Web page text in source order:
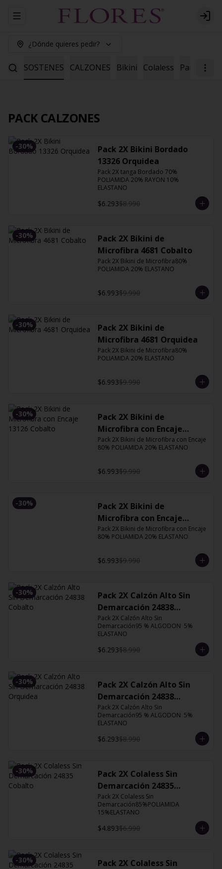
Abrir menu de navegación Login
¿Dónde quieres pedir?
SOSTENES CALZONES Bikini Colaless Pantaleta
PACK CALZONES
-30%
Pack 2X Bikini Bordado
13326 Orquidea
Pack 2X tanga Bordado 70%
POLIAMIDA 20% RAYON 10%
ELASTANO
$6.293$8.990
-30%
Pack 2X Bikini de
Microfibra 4681 Cobalto
Pack 2X Bikini de Microfibra80%
POLIAMIDA 20% ELASTANO
$6.993$9.990
-30%
Pack 2X Bikini de
Microfibra 4681 Orquidea
Pack 2X Bikini de Microfibra80%
POLIAMIDA 20% ELASTANO
$6.993$9.990
-30%
Pack 2X Bikini de
Microfibra con Encaje
13126 Cobalto
Pack 2X Bikini de Microfibra con Encaje
80% POLIAMIDA 20% ELASTANO
$6.993$9.990
-30%
Pack 2X Bikini de
Microfibra con Encaje
13126 Orquidea
Pack 2X Bikini de Microfibra con Encaje
80% POLIAMIDA 20% ELASTANO
$6.993$9.990
-30%
Pack 2X Calzón Alto Sin
Demarcación 24838
Cobalto
Pack 2X Calzón Alto Sin
Demarcación95 % ALGODON  5%
ELASTANO
$6.293$8.990
-30%
Pack 2X Calzón Alto Sin
Demarcación 24838
Orquidea
Pack 2X Calzón Alto Sin
Demarcación95 % ALGODON  5%
ELASTANO
$6.293$8.990
-30%
Pack 2X Colaless Sin
Demarcación 24835
Cobalto
Pack 2X Colaless Sin
Demarcación85%POLIAMIDA
15%ELASTANO
$4.893$6.990
-30%
Pack 2X Colaless Sin